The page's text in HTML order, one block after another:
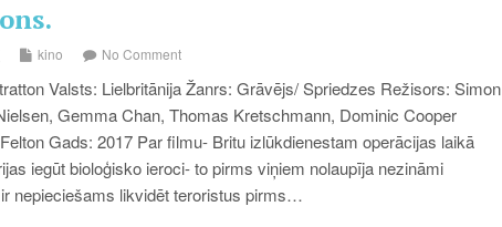
kino No Comment
Valsts: Lielbritānija Žanrs: Grāvējs/ Spriedzes Režisors: Simon
Gemma Chan, Thomas Kretschmann, Dominic Cooper
Gads: 2017 Par filmu- Britu izlūkdienestam operācijas laikā
iegūt bioloģisko ieroci- to pirms viņiem nolaupīja nezināmi
nepieciešams likvidēt teroristus pirms…